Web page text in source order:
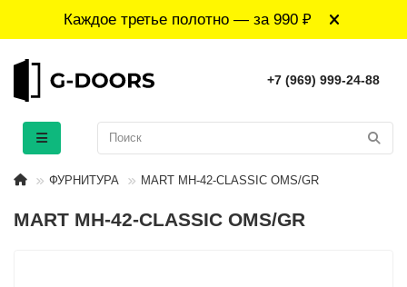
Каждое третье полотно — за 990 ₽
+7 (969) 999-24-88
ФУРНИТУРА MART MH-42-CLASSIC OMS/GR
MART MH-42-CLASSIC OMS/GR